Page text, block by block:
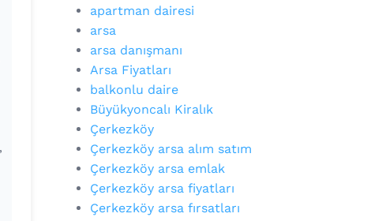
apartman dairesi
arsa
arsa danışmanı
Arsa Fiyatları
balkonlu daire
Büyükyoncalı Kiralık
Çerkezköy
Çerkezköy arsa alım satım
Çerkezköy arsa emlak
Çerkezköy arsa fiyatları
Çerkezköy arsa fırsatları